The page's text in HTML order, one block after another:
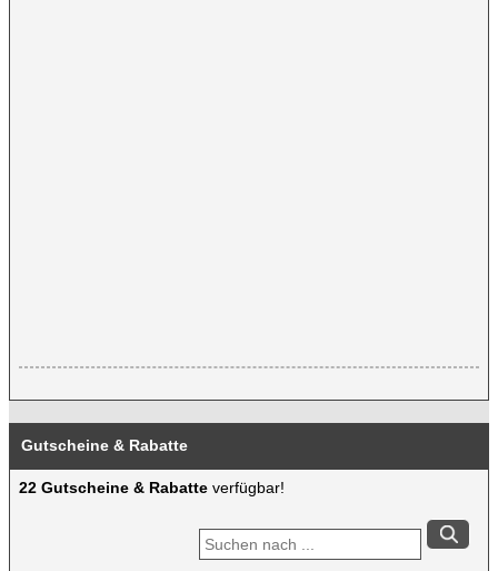
Gutscheine & Rabatte
22 Gutscheine & Rabatte verfügbar!